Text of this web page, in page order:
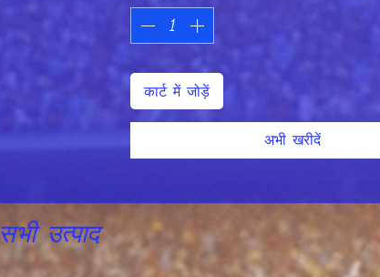
कार्ट में जोड़ें
अभी खरीदें
सभी उत्पाद